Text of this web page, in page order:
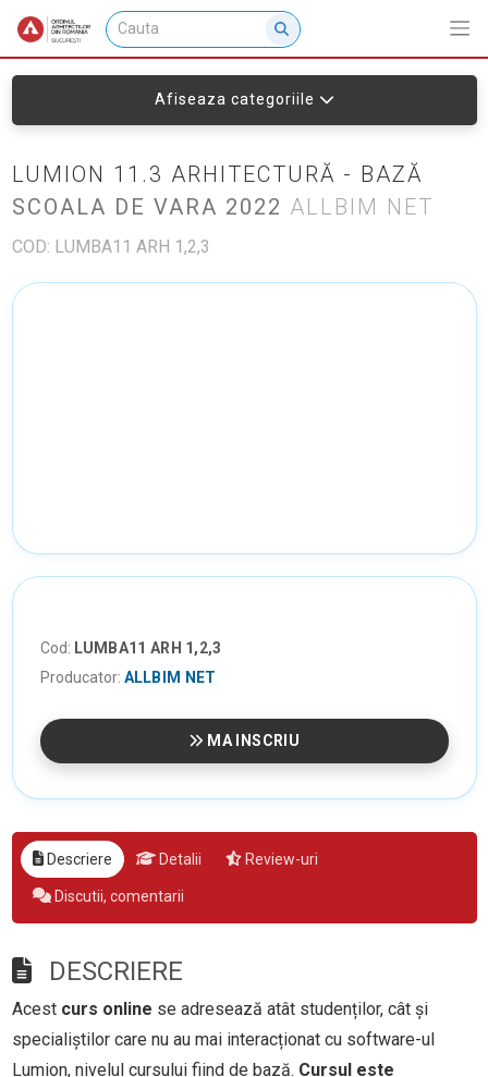
Afiseaza categoriile
LUMION 11.3 ARHITECTURĂ - BAZĂ
SCOALA DE VARA 2022 ALLBIM NET
COD: LUMBA11 ARH 1,2,3
Cod: LUMBA11 ARH 1,2,3
Producator: ALLBIM NET
MA INSCRIU
Descriere Detalii Review-uri
Discutii, comentarii
DESCRIERE
Acest curs online se adresează atât studenților, cât și
specialiștilor care nu au mai interacționat cu software-ul
Lumion, nivelul cursului fiind de bază. Cursul este